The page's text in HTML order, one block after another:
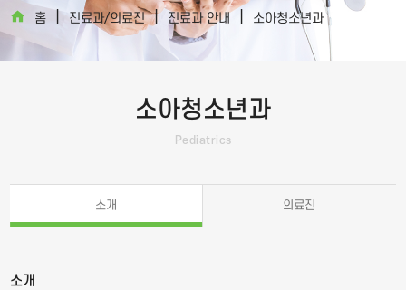
홈 | 진료과/의료진 | 진료과 안내 소아청소년과
소아청소년과
Pediatrics
소개 의료진
소개